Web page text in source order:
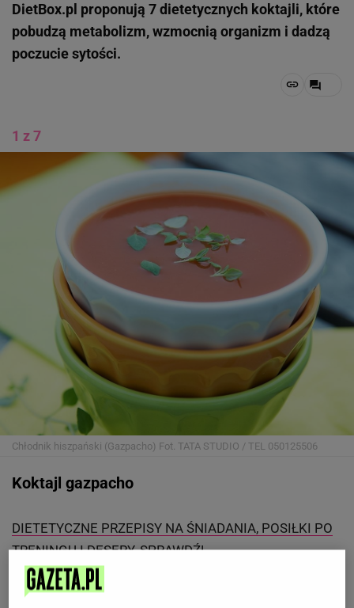
DietBox.pl proponują 7 dietetycznych koktajli, które
pobudzą metabolizm, wzmocnią organizm i dadzą
poczucie sytości.
1 z 7
Chłodnik hiszpański (Gazpacho) Fot. TATA STUDIO / TEL 050125506
Koktajl gazpacho
DIETETYCZNE PRZEPISY NA ŚNIADANIA, POSIŁKI PO
TRENINGU I DESERY. SPRAWDŹ!
Gazpacho to hiszpańska zupa, która nie wymaga